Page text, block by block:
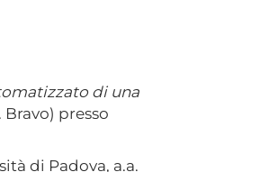
di una
presso
di Padova, a.a.